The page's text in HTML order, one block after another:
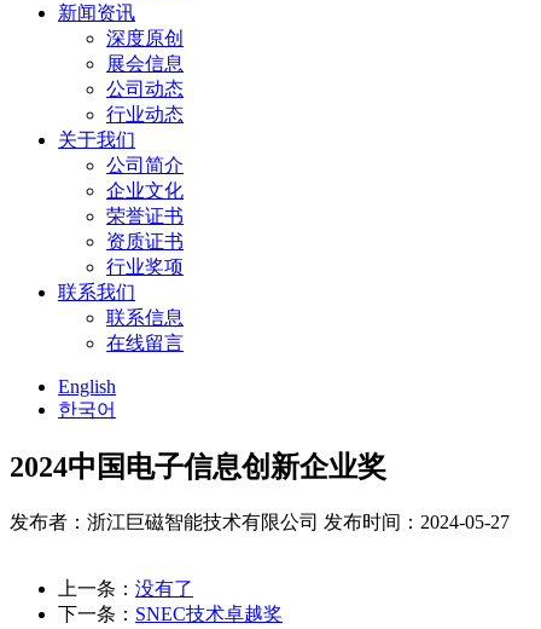
新闻资讯
深度原创
展会信息
公司动态
行业动态
关于我们
公司简介
企业文化
荣誉证书
资质证书
行业奖项
联系我们
联系信息
在线留言
English
한국어
2024中国电子信息创新企业奖
发布者：浙江巨磁智能技术有限公司 发布时间：2024-05-27
上一条： 没有了
下一条： SNEC技术卓越奖